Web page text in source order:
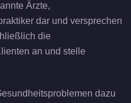
Ärzte,
dar und versprechen
die
an und stelle
dazu